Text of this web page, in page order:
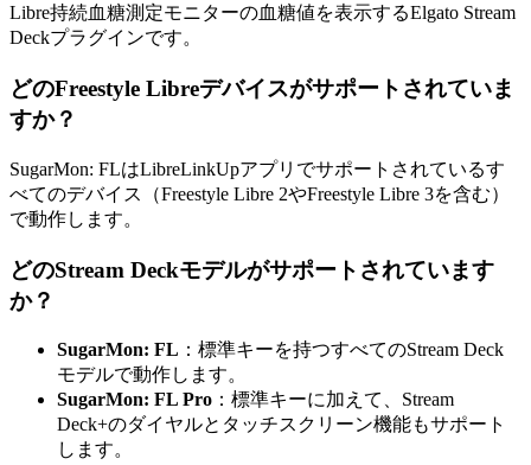
Libre持続血糖測定モニターの血糖値を表示するElgato Stream
Deckプラグインです。
どのFreestyle Libreデバイスがサポートされていま
すか？
SugarMon: FLはLibreLinkUpアプリでサポートされているす
べてのデバイス（Freestyle Libre 2やFreestyle Libre 3を含む）
で動作します。
どのStream Deckモデルがサポートされています
か？
SugarMon: FL ：標準キーを持つすべてのStream Deck
モデルで動作します。
SugarMon: FL Pro ：標準キーに加えて、Stream
Deck+のダイヤルとタッチスクリーン機能もサポート
します。